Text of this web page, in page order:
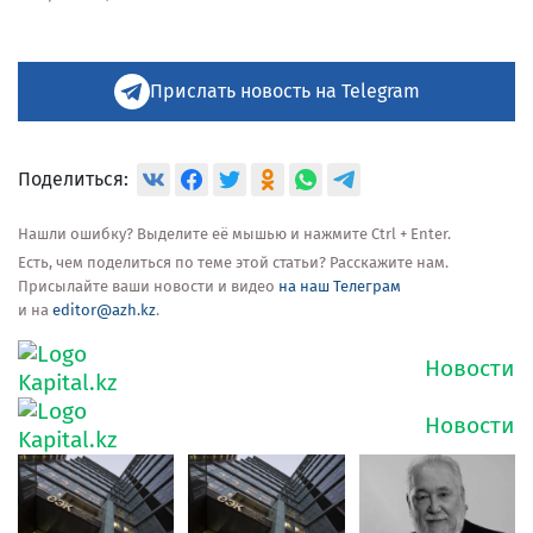
Прислать новость на Telegram
Поделиться:
Нашли ошибку? Выделите её мышью и нажмите Ctrl + Enter.
Есть, чем поделиться по теме этой статьи? Расскажите нам.
Присылайте ваши новости и видео на наш Телеграм
и на editor@azh.kz.